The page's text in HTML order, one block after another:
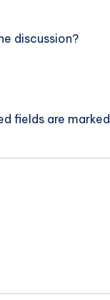
discussion?
fields are marked